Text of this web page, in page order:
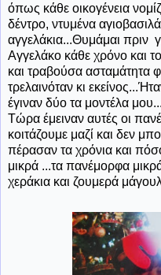
όπως κάθε οικογένεια
δέντρο, ντυμένα
αγγελάκια...Θυμάμαι πριν
Αγγελάκο κάθε χρόνο και
και τραβούσα ασταμάτητα
τρελαινόταν κι
έγιναν δύο τα μοντέλα
Τώρα έμειναν αυτές οι
κοιτάζουμε μαζί και δεν
πέρασαν τα χρόνια και
μικρά ...τα πανέμορφα
χεράκια και ζουμερά